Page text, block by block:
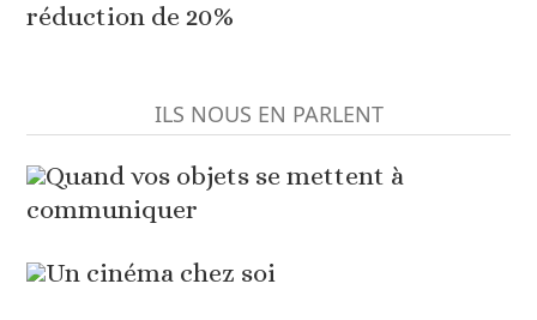
réduction de 20%
ILS NOUS EN PARLENT
Quand vos objets se mettent à
communiquer
Un cinéma chez soi